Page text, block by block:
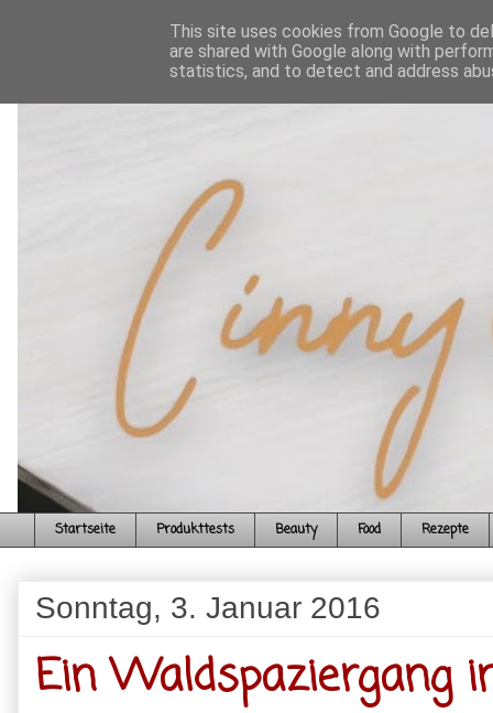
Startseite Produkttests Beauty Food Rezepte
Sonntag, 3. Januar 2016
Ein Waldspaziergang
This site uses cookies from Google to
are shared with Google along with
statistics, and to detect and address